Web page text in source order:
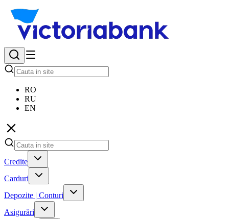
RO
RU
EN
Credite
Carduri
Depozite | Conturi
Asigurări